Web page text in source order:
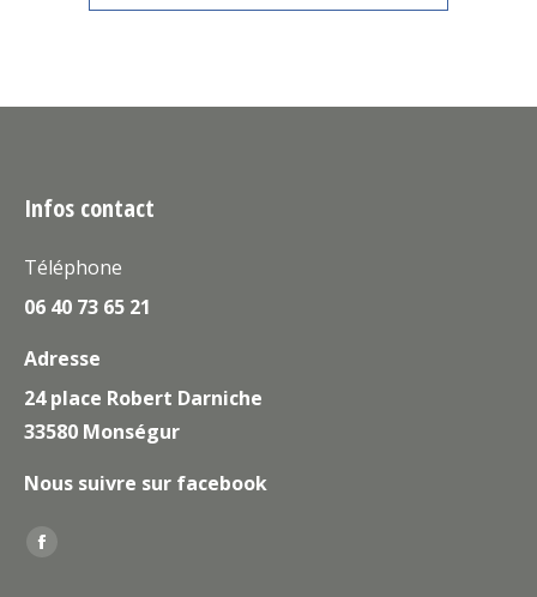
Infos contact
Téléphone
06 40 73 65 21
Adresse
24 place Robert Darniche
33580 Monségur
Nous suivre sur facebook
Trouvez nous sur :
La